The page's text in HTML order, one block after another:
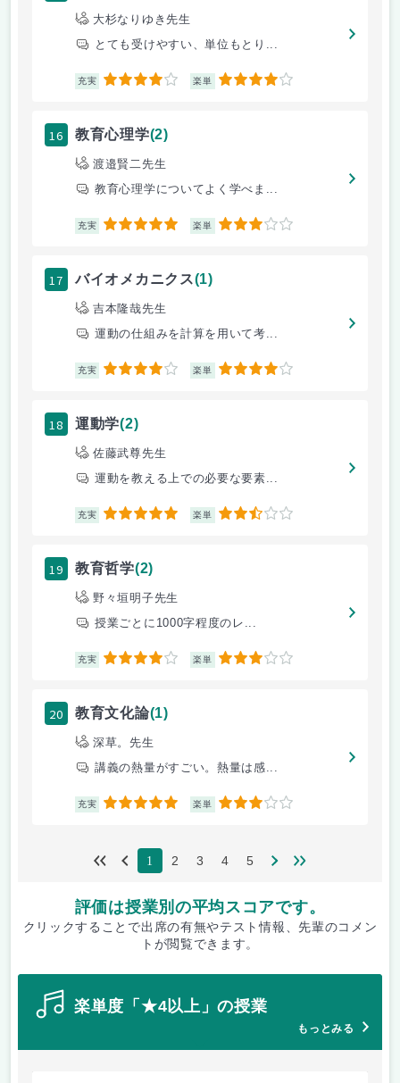
大杉なりゆき先生
とても受けやすい、単位もとり...
充実 4 楽単 4
16 教育心理学(2)
渡邉賢二先生
教育心理学についてよく学べま...
充実 5 楽単 3
17 バイオメカニクス(1)
吉本隆哉先生
運動の仕組みを計算を用いて考...
充実 4 楽単 4
18 運動学(2)
佐藤武尊先生
運動を教える上での必要な要素...
充実 5 楽単 2.5
19 教育哲学(2)
野々垣明子先生
授業ごとに1000字程度のレ...
充実 4 楽単 3
20 教育文化論(1)
深草。先生
講義の熱量がすごい。熱量は感...
充実 5 楽単 3
1 2 3 4 5
評価は授業別の平均スコアです。
クリックすることで出席の有無やテスト情報、先輩のコメン
トが閲覧できます。
楽単度「★4以上」の授業
もっとみる